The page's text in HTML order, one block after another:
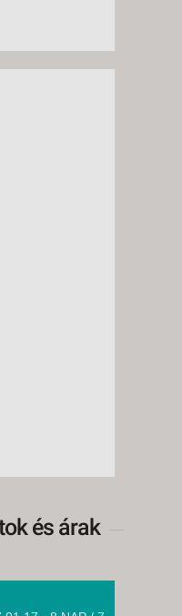
és árak